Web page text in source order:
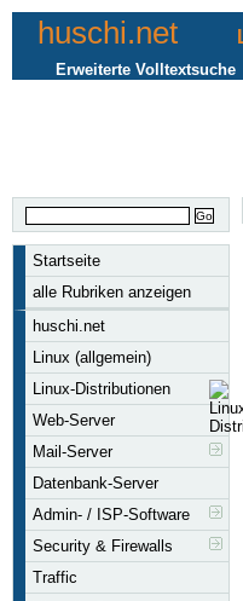
huschi.net
Erweiterte Volltextsuche
Startseite
alle Rubriken anzeigen
huschi.net
Linux (allgemein)
Linux-Distributionen
Web-Server
Mail-Server
Datenbank-Server
Admin- / ISP-Software
Security & Firewalls
Traffic